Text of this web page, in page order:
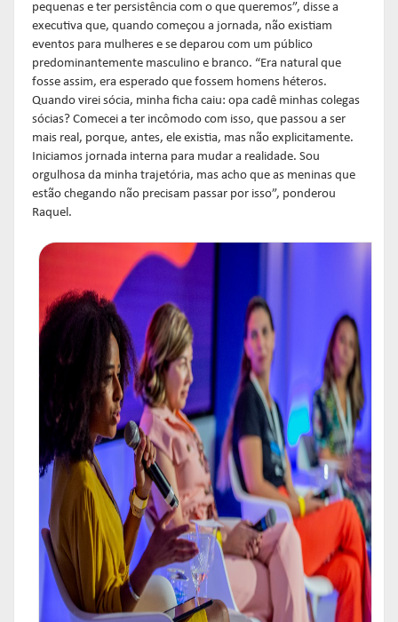
pequenas e ter persistência com o que queremos”, disse a
executiva que, quando começou a jornada, não existiam
eventos para mulheres e se deparou com um público
predominantemente masculino e branco. “Era natural que
fosse assim, era esperado que fossem homens héteros.
Quando virei sócia, minha ficha caiu: opa cadê minhas colegas
sócias? Comecei a ter incômodo com isso, que passou a ser
mais real, porque, antes, ele existia, mas não explicitamente.
Iniciamos jornada interna para mudar a realidade. Sou
orgulhosa da minha trajetória, mas acho que as meninas que
estão chegando não precisam passar por isso”, ponderou
Raquel.